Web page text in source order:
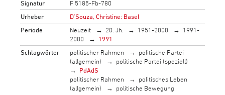
Signatur
F 5185-Fb-780
Urheber
D'Souza, Christine: Basel
Periode
Neuzeit 20. Jh. 1951-2000
1991-
2000
1991
Schlagwörter
politischer Rahmen
politische Partei
(allgemein)
politische Partei (speziell)
PdAdS
politischer Rahmen
politisches Leben
(allgemein)
politische Bewegung